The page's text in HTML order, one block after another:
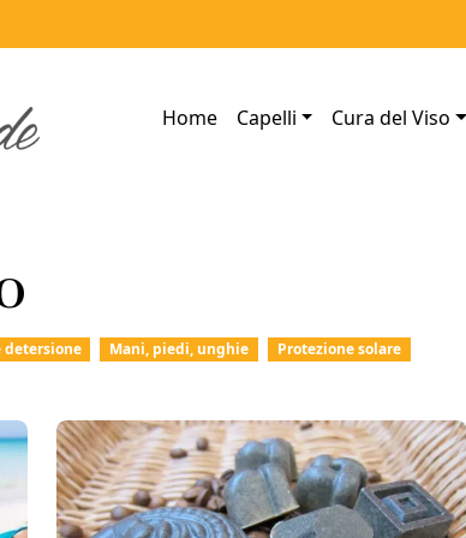
Home Capelli Cura del Viso
detersione Mani, piedi, unghie
Protezione solare